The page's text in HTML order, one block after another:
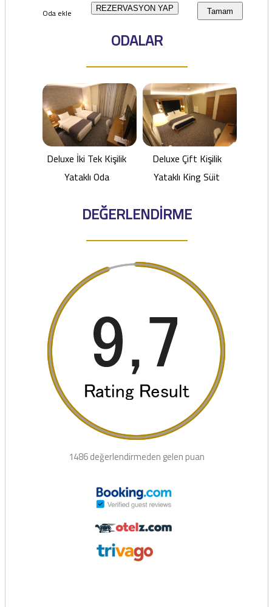
Oda ekle Tamam
REZERVASYON YAP
ODALAR
Deluxe İki Tek Kişilik
Yataklı Oda
Deluxe Çift Kişilik
Yataklı King Süit
DEĞERLENDİRME
1486 değerlendirmeden gelen puan